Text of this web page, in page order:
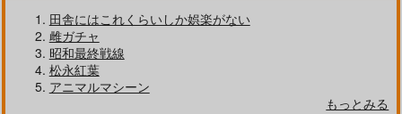
田舎にはこれくらいしか娯楽がない
雌ガチャ
昭和最終戦線
松永紅葉
アニマルマシーン
もっとみる